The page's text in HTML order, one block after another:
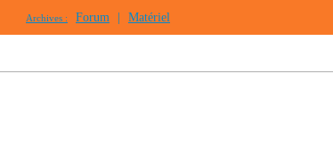
Archives : Forum Matériel